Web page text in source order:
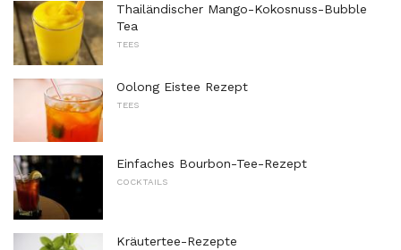
Thailändischer Mango-Kokosnuss-Bubble
Tea
TEES
Oolong Eistee Rezept
TEES
Einfaches Bourbon-Tee-Rezept
COCKTAILS
Kräutertee-Rezepte